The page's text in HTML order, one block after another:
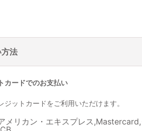
法
カードでのお支払い
ジットカードをご利用いただけます。